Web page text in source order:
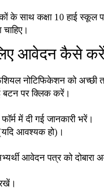
कक्षा 10 हाई स्कूल
आवेदन कैसे
नोटिफिकेशन को अच्छी
पर क्लिक करें।
में दी गई जानकारी भरें।
आवश्यक हो)।
आवेदन पत्र को दोबारा